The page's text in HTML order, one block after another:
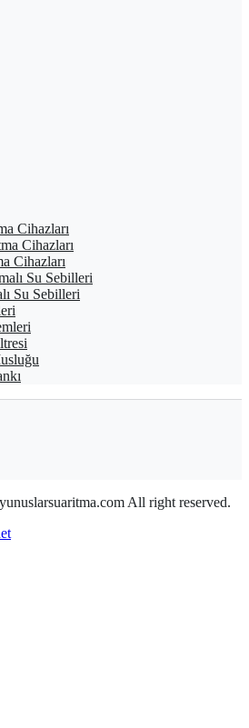
Cihazları
Cihazları
Cihazları
Su Sebilleri
Su Sebilleri
All right reserved.